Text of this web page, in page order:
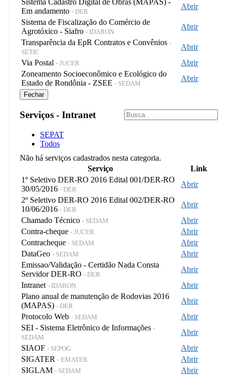
Sistema Cadastro Digital de Obras (MAPAS) -
Em andamento - DER
Abrir
Sistema de Fiscalização do Comércio de
Agrotóxico - Siafro - IDARON
Abrir
Transparência da EpR Contratos e Convênios -
SETIC
Abrir
Via Postal - JUCER
Abrir
Zoneamento Socioeconômico e Ecológico do
Estado de Rondônia - ZSEE - SEDAM
Abrir
Fechar
Serviços - Intranet
SEPAT
Todos
Não há serviços cadastrados nesta categoria.
Serviço
Link
1º Seletivo DER-RO 2016 Edital 001/DER-RO
30/05/2016 - DER
Abrir
2º Seletivo DER-RO 2016 Edital 002/DER-RO
10/06/2016 - DER
Abrir
Chamado Técnico - SEDAM
Abrir
Contra-cheque - JUCER
Abrir
Contracheque - SEDAM
Abrir
DataGeo - SEDAM
Abrir
Emissao/Validação - Certidão Nada Consta
Servidor DER-RO - DER
Abrir
Intranet - IDARON
Abrir
Plano anual de manutenção de Rodovias 2016
(MAPAS) - DER
Abrir
Protocolo Web - SEDAM
Abrir
SEI - Sistema Eletrônico de Informações -
SEDAM
Abrir
SIAOF - SEPOG
Abrir
SIGATER - EMATER
Abrir
SIGLAM - SEDAM
Abrir